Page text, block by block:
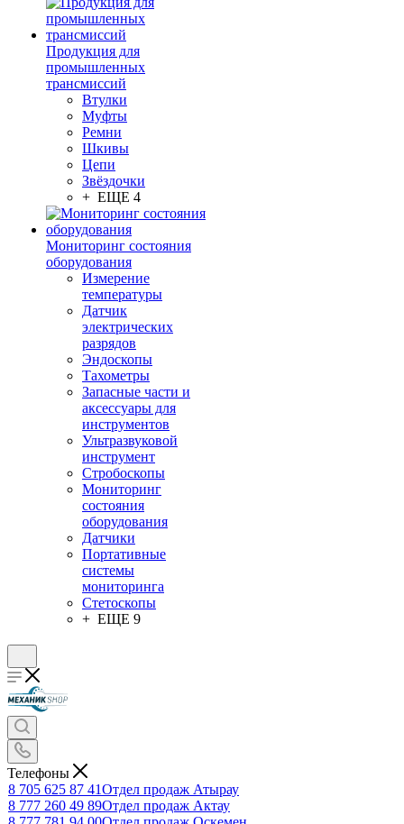
Продукция для
промышленных
трансмиссий
Втулки
Муфты
Ремни
Шкивы
Цепи
Звёздочки
+ ЕЩЕ 4
Мониторинг состояния
оборудования
Измерение
температуры
Датчик
электрических
разрядов
Эндоскопы
Тахометры
Запасные части и
аксессуары для
инструментов
Ультразвуковой
инструмент
Стробоскопы
Мониторинг
состояния
оборудования
Датчики
Портативные
системы
мониторинга
Стетоскопы
+ ЕЩЕ 9
Телефоны
8 705 625 87 41Отдел продаж Атырау
8 777 260 49 89Отдел продаж Актау